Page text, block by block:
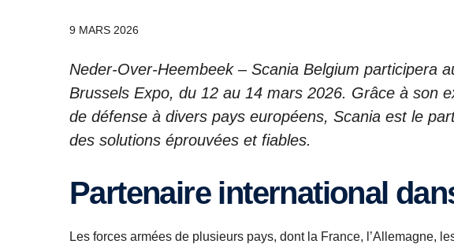
9 MARS 2026
Neder-Over-Heembeek – Scania Belgium participera
Brussels Expo, du 12 au 14 mars 2026. Grâce à son
de défense à divers pays européens, Scania est le
des solutions éprouvées et fiables.
Partenaire international
Les forces armées de plusieurs pays, dont la France, l’Allemagne,